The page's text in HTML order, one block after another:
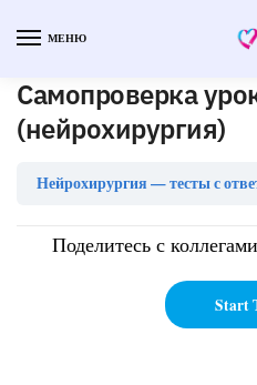
МЕНЮ
Самопроверка
(нейрохирургия)
Нейрохирургия — тесты с
Поделитесь с